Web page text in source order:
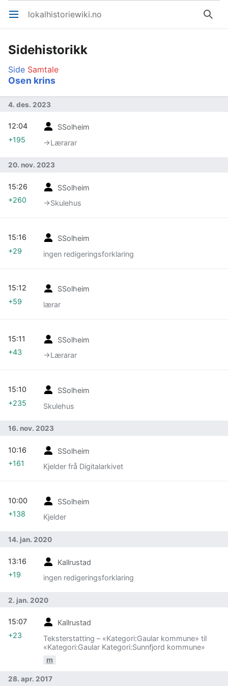
Åpne hovedmenyen lokalhistoriewiki.no Søk
Sidehistorikk
Side Samtale
Osen krins
4. des. 2023
SSolheim
→‎Lærarar
12:04
+195
20. nov. 2023
SSolheim
→‎Skulehus
15:26
+260
SSolheim
ingen redigeringsforklaring
15:16
+29
SSolheim
lærar
15:12
+59
SSolheim
→‎Lærarar
15:11
+43
SSolheim
Skulehus
15:10
+235
16. nov. 2023
SSolheim
Kjelder frå Digitalarkivet
10:16
+161
SSolheim
Kjelder
10:00
+138
14. jan. 2020
Kallrustad
ingen redigeringsforklaring
13:16
+19
2. jan. 2020
Kallrustad
Teksterstatting – «Kategori:Gaular kommune» til
«Kategori:Gaular Kategori:Sunnfjord kommune»
m
15:07
+23
28. apr. 2017